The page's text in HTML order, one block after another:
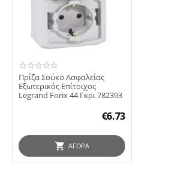
Πρίζα Σούκο Ασφαλείας
Εξωτερικός Επίτοιχος
Legrand Forix 44 Γκρι 782393
€6.73
ΑΓΟΡΆ